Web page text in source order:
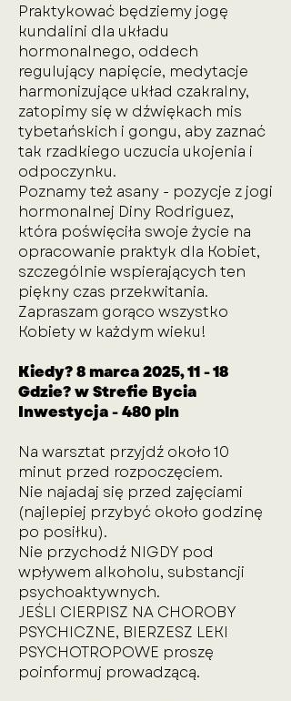
Praktykować będziemy jogę
kundalini dla układu
hormonalnego, oddech
regulujący napięcie, medytacje
harmonizujące układ czakralny,
zatopimy się w dźwiękach mis
tybetańskich i gongu, aby zaznać
tak rzadkiego uczucia ukojenia i
odpoczynku.
Poznamy też asany - pozycje z jogi
hormonalnej Diny Rodriguez,
która poświęciła swoje życie na
opracowanie praktyk dla Kobiet,
szczególnie wspierających ten
piękny czas przekwitania.
Zapraszam gorąco wszystko
Kobiety w każdym wieku!
Kiedy?8 marca 2025, 11 - 18
Gdzie? w Strefie Bycia
Inwestycja - 480 pln
Na warsztat przyjdź około 10
minut przed rozpoczęciem.
Nie najadaj się przed zajęciami
(najlepiej przybyć około godzinę
po posiłku).
Nie przychodź NIGDY pod
wpływem alkoholu, substancji
psychoaktywnych.
JEŚLI CIERPISZ NA CHOROBY
PSYCHICZNE, BIERZESZ LEKI
PSYCHOTROPOWE proszę
poinformuj prowadzącą.